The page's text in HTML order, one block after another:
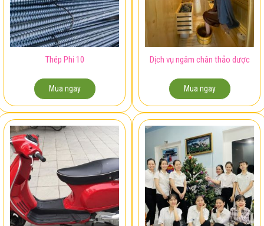
Mua ngay Mua ngay